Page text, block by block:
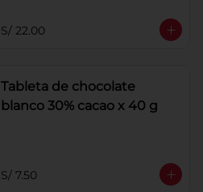
S/ 22.00
Tableta de chocolate
blanco 30% cacao x 40 g
S/ 7.50